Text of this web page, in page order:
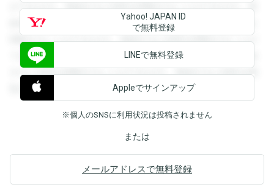
ができます。登録すると回答を閲覧することができます。登
録すると回答を閲覧することができます。登録すると回答を
閲覧することができます。登録すると回答を閲覧することが
できます。登録すると回答を閲覧することができます。登録
すると回答を閲覧することができます。登録すると回答を閲
覧することができます。
Yahoo! JAPAN ID
で無料登録
LINEで無料登録
Appleでサインアップ
※個人のSNSに利用状況は投稿されません
または
メールアドレスで無料登録